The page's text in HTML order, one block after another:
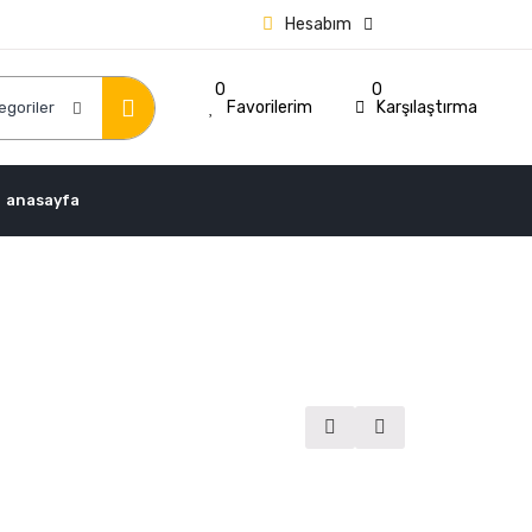
Hesabım
Favorilerim
0
Karşılaştırma
0
anasayfa